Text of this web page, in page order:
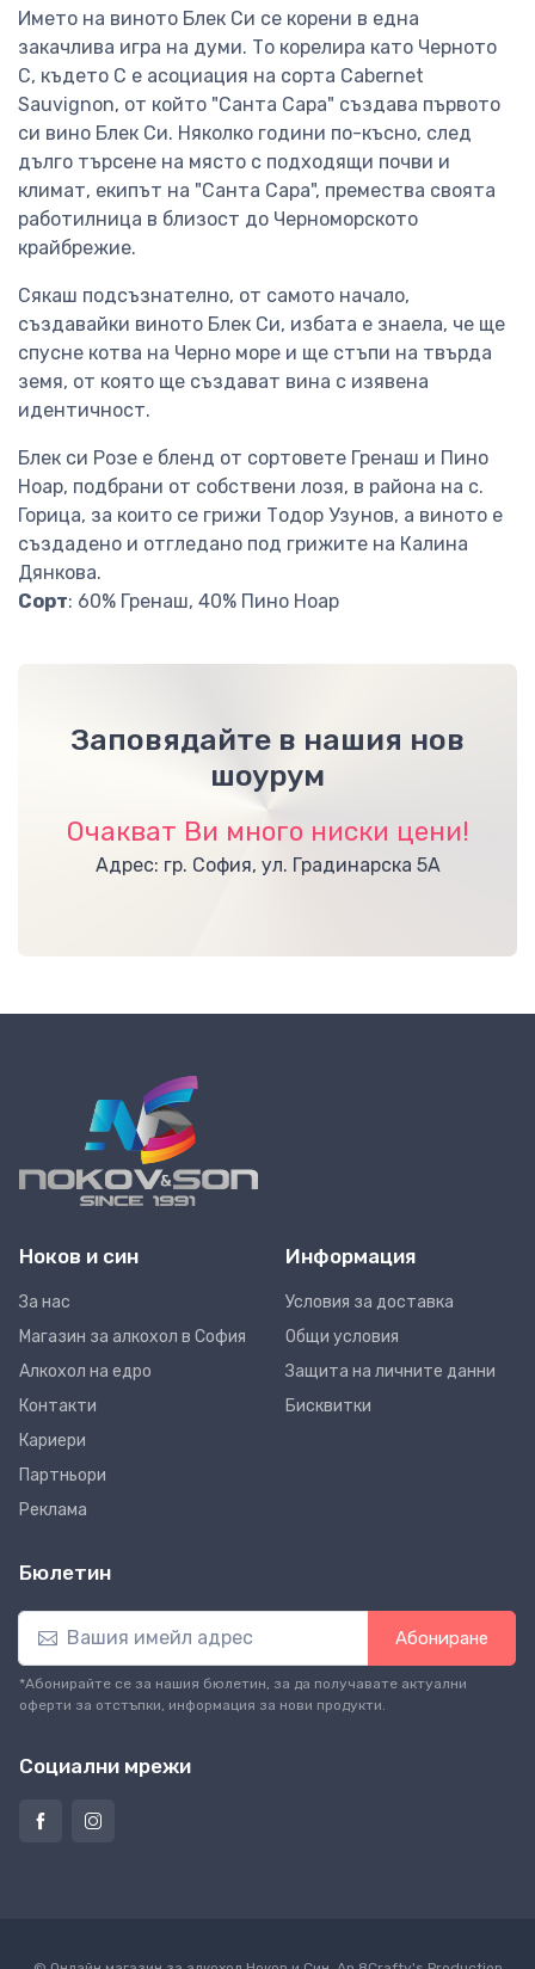
Името на виното Блек Си се корени в една
закачлива игра на думи. То корелира като Черното
C, където С е асоциация на сорта Cabernet
Sauvignon, от който "Санта Сара" създава първото
си вино Блек Си. Няколко години по-късно, след
дълго търсене на място с подходящи почви и
климат, екипът на "Санта Сара", премества своята
работилница в близост до Черноморското
крайбрежие.
Сякаш подсъзнателно, от самото начало,
създавайки виното Блек Си, избата е знаела, че ще
спусне котва на Черно море и ще стъпи на твърда
земя, от която ще създават вина с изявена
идентичност.
Блек си Розе е бленд от сортовете Гренаш и Пино
Ноар, подбрани от собствени лозя, в района на с.
Горица, за които се грижи Тодор Узунов, а виното е
създадено и отгледано под грижите на Калина
Дянкова.
Сорт: 60% Гренаш, 40% Пино Ноар
Заповядайте в нашия нов
шоурум
Очакват Ви много ниски цени!
Адрес: гр. София, ул. Градинарска 5А
Ноков и син
За нас
Магазин за алкохол в София
Алкохол на едро
Контакти
Кариери
Партньори
Реклама
Информация
Условия за доставка
Общи условия
Защита на личните данни
Бисквитки
Бюлетин
Абониране
*Абонирайте се за нашия бюлетин, за да получавате актуални
оферти за отстъпки, информация за нови продукти.
Социални мрежи